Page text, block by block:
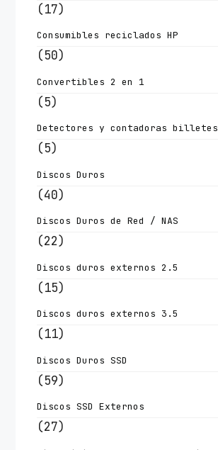
(17)
Consumibles reciclados HP
(50)
Convertibles 2 en 1
(5)
Detectores y contadoras billetes
(5)
Discos Duros
(40)
Discos Duros de Red / NAS
(22)
Discos duros externos 2.5
(15)
Discos duros externos 3.5
(11)
Discos Duros SSD
(59)
Discos SSD Externos
(27)